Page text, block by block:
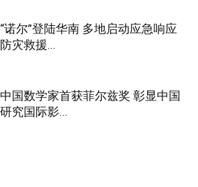
诺尔”登陆华南 多地启动应急响应
灾救援...
国数学家首获菲尔兹奖 彰显中国
究国际影...